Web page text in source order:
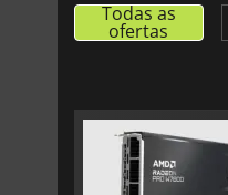
Todas as
ofertas